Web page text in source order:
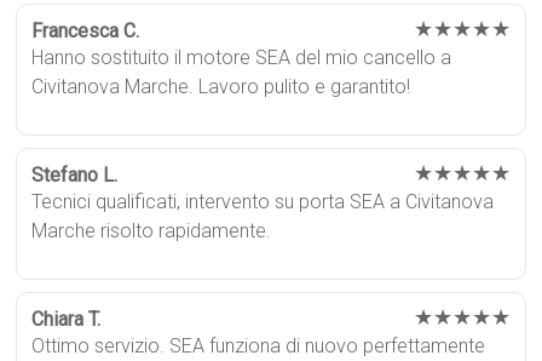
Francesca C. ★★★★★
Hanno sostituito il motore SEA del mio cancello a
Civitanova Marche. Lavoro pulito e garantito!
Stefano L. ★★★★★
Tecnici qualificati, intervento su porta SEA a Civitanova
Marche risolto rapidamente.
Chiara T. ★★★★★
Ottimo servizio. SEA funziona di nuovo perfettamente